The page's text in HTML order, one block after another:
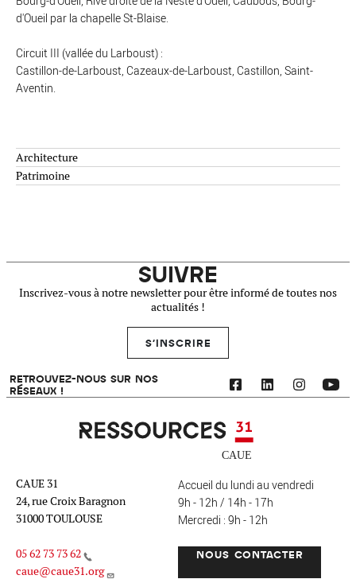
Architecture
Patrimoine
d'Oueil par la chapelle St-Blaise.
Circuit III (vallée du Larboust) :
Castillon-de-Larboust, Cazeaux-de-Larboust, Castillon, Saint-
Aventin.
SUIVRE
Inscrivez-vous à notre newsletter pour être informé de toutes nos
actualités !
S'INSCRIRE
RETROUVEZ-NOUS SUR NOS
RÉSEAUX !
Ressources 31
CAUE 31
24, rue Croix Baragnon
31000 TOULOUSE
05 62 73 73 62
caue@caue31.org
Accueil du lundi au vendredi
9h - 12h / 14h - 17h
Mercredi : 9h - 12h
NOUS CONTACTER